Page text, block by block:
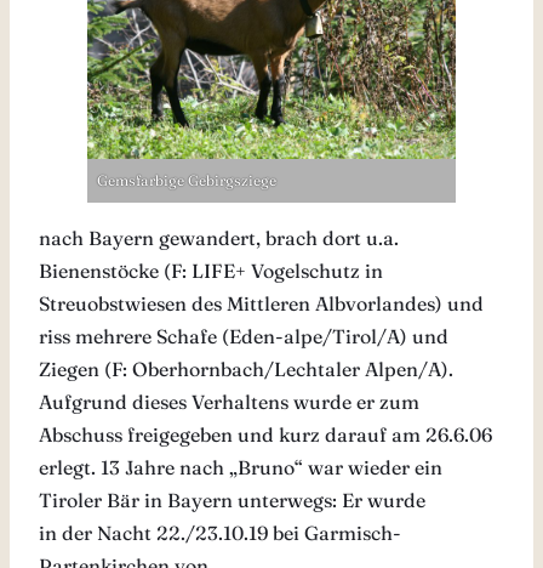
Gemsfarbige Gebirgsziege
nach Bayern gewandert, brach dort u.a.
Bienenstöcke (F: LIFE+ Vogelschutz in
Streuobstwiesen des Mittleren Albvorlandes) und
riss mehrere Schafe (Eden-alpe/Tirol/A) und
Ziegen (F: Oberhornbach/Lechtaler Alpen/A).
Aufgrund dieses Verhaltens wurde er zum
Abschuss freigegeben und kurz darauf am 26.6.06
erlegt. 13 Jahre nach „Bruno“ war wieder ein
Tiroler Bär in Bayern unterwegs: Er wurde
in der Nacht 22./23.10.19 bei Garmisch-